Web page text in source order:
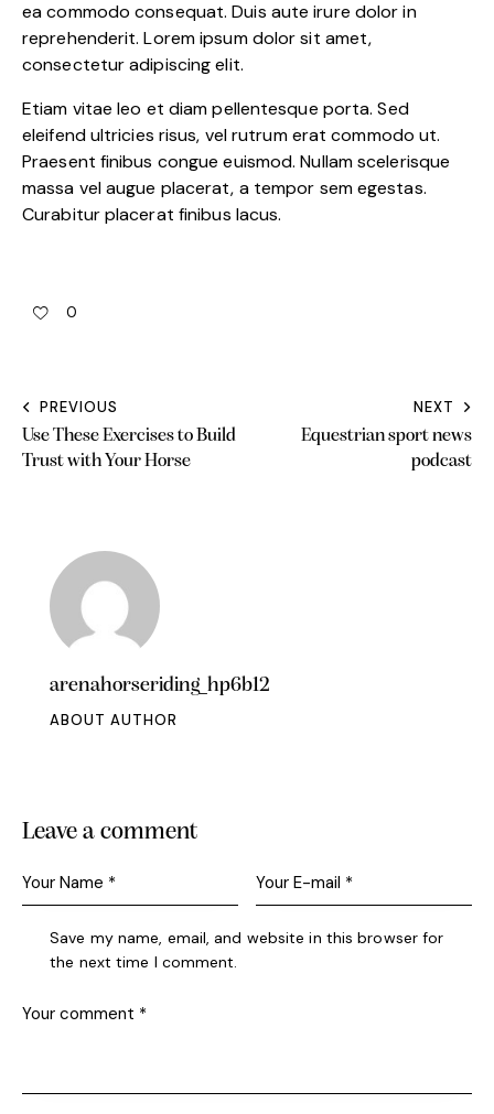
ea commodo consequat. Duis aute irure dolor in
reprehenderit. Lorem ipsum dolor sit amet,
consectetur adipiscing elit.
Etiam vitae leo et diam pellentesque porta. Sed
eleifend ultricies risus, vel rutrum erat commodo ut.
Praesent finibus congue euismod. Nullam scelerisque
massa vel augue placerat, a tempor sem egestas.
Curabitur placerat finibus lacus.
0
PREVIOUS
Use These Exercises to Build
Trust with Your Horse
NEXT
Equestrian sport news
podcast
arenahorseriding_hp6b12
ABOUT AUTHOR
Leave a comment
Save my name, email, and website in this browser for
the next time I comment.